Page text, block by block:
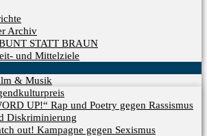
Archiv
STATT BRAUN
und Mittelziele
& Musik
UP!“ Rap und Poetry gegen Rassismus
Diskriminierung
out! Kampagne gegen Sexismus